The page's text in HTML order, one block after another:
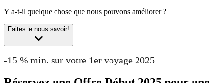
Y a-t-il quelque chose que nous pouvons améliorer ?
Faites le nous savoir!
-15 % min. sur votre 1er voyage 2025